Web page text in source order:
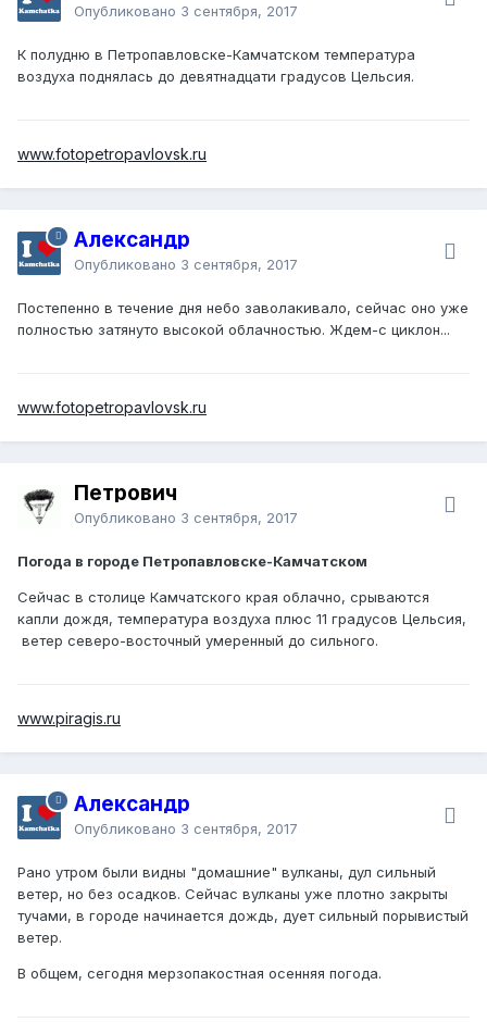
Опубликовано 3 сентября, 2017
К полудню в Петропавловске-Камчатском температура
воздуха поднялась до девятнадцати градусов Цельсия.
www.fotopetropavlovsk.ru
Александр
Опубликовано 3 сентября, 2017
Постепенно в течение дня небо заволакивало, сейчас оно уже
полностью затянуто высокой облачностью. Ждем-с циклон...
www.fotopetropavlovsk.ru
Петрович
Опубликовано 3 сентября, 2017
Погода в городе Петропавловске-Камчатском
Сейчас в столице Камчатского края облачно, срываются
капли дождя, температура воздуха плюс 11 градусов Цельсия,
ветер северо-восточный умеренный до сильного.
www.piragis.ru
Александр
Опубликовано 3 сентября, 2017
Рано утром были видны "домашние" вулканы, дул сильный
ветер, но без осадков. Сейчас вулканы уже плотно закрыты
тучами, в городе начинается дождь, дует сильный порывистый
ветер.
В общем, сегодня мерзопакостная осенняя погода.